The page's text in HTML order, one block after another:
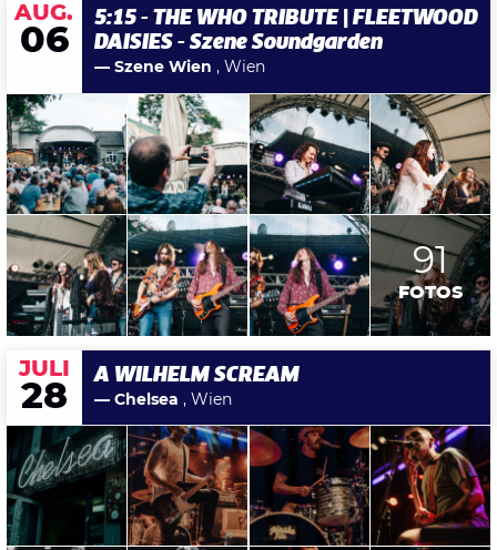
AUG.
06
5:15 - THE WHO TRIBUTE | FLEETWOOD
DAISIES - Szene Soundgarden
— Szene Wien , Wien
91
FOTOS
JULI
28
A WILHELM SCREAM
— Chelsea , Wien